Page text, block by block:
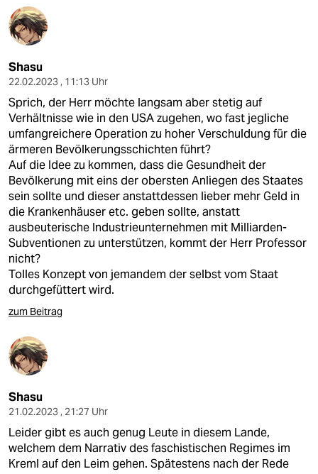
Shasu
22.02.2023 , 11:13 Uhr
Sprich, der Herr möchte langsam aber stetig auf
Verhältnisse wie in den USA zugehen, wo fast jegliche
umfangreichere Operation zu hoher Verschuldung für die
ärmeren Bevölkerungsschichten führt?
Auf die Idee zu kommen, dass die Gesundheit der
Bevölkerung mit eins der obersten Anliegen des Staates
sein sollte und dieser anstattdessen lieber mehr Geld in
die Krankenhäuser etc. geben sollte, anstatt
ausbeuterische Industrieunternehmen mit Milliarden-
Subventionen zu unterstützen, kommt der Herr Professor
nicht?
Tolles Konzept von jemandem der selbst vom Staat
durchgefüttert wird.
zum Beitrag
Shasu
21.02.2023 , 21:27 Uhr
Leider gibt es auch genug Leute in diesem Lande,
welchem dem Narrativ des faschistischen Regimes im
Kreml auf den Leim gehen. Spätestens nach der Rede